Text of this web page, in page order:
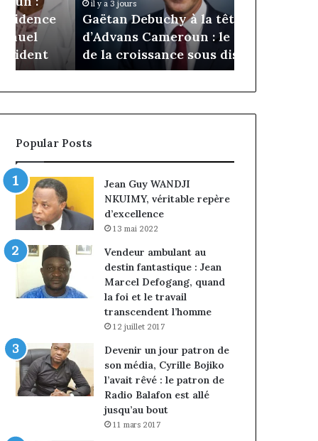
Cameroun
:
le
choix
de
sous
il y a 3 jours
Gaëtan Debuchy à la tête
d’Advans Cameroun : le choix
de la croissance sous discipline
passe
l’expérience
client
conquête
des
Popular Posts
Jean Guy WANDJI
NKUIMY, véritable repère
d’excellence
13 mai 2022
Vendeur ambulant au
destin fantastique : Jean
Marcel Defogang, quand
la foi et le travail
transcendent l’homme
12 juillet 2017
Devenir un jour patron de
son média, Cyrille Bojiko
l’avait rêvé : le patron de
Radio Balafon est allé
jusqu’au bout
11 mars 2017